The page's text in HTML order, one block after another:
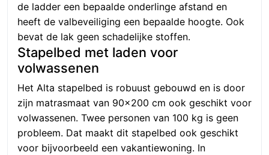
de ladder een bepaalde onderlinge afstand en
heeft de valbeveiliging een bepaalde hoogte. Ook
bevat de lak geen schadelijke stoffen.
Stapelbed met laden voor
volwassenen
Het Alta stapelbed is robuust gebouwd en is door
zijn matrasmaat van 90×200 cm ook geschikt voor
volwassenen. Twee personen van 100 kg is geen
probleem. Dat maakt dit stapelbed ook geschikt
voor bijvoorbeeld een vakantiewoning. In